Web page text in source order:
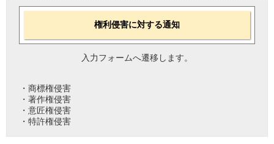
権利侵害に対する通知
入力フォームへ遷移します。
・商標権侵害
・著作権侵害
・意匠権侵害
・特許権侵害